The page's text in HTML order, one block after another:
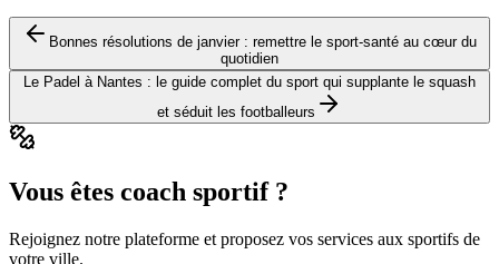
Bonnes résolutions de janvier : remettre le sport-santé au cœur du
quotidien
Le Padel à Nantes : le guide complet du sport qui supplante le squash
et séduit les footballeurs
Vous êtes coach sportif ?
Rejoignez notre plateforme et proposez vos services aux sportifs de
votre ville.